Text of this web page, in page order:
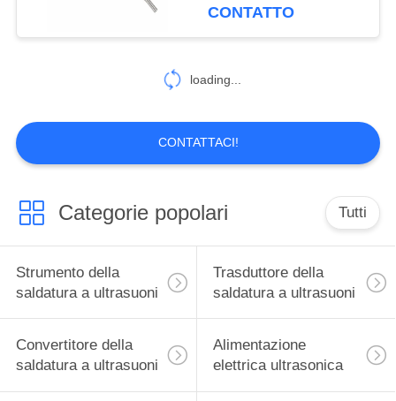
CONTATTO
loading...
CONTATTACI!
Categorie popolari Tutti
Strumento della
saldatura a ultrasuoni
Trasduttore della
saldatura a ultrasuoni
Convertitore della
saldatura a ultrasuoni
Alimentazione
elettrica ultrasonica